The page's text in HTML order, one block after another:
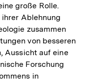
große Rolle.
Ablehnung
zusammen
von besseren
Aussicht auf eine
Forschung
in